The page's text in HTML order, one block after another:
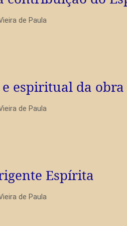
de Paula
espiritual da
de Paula
Espírita
de Paula